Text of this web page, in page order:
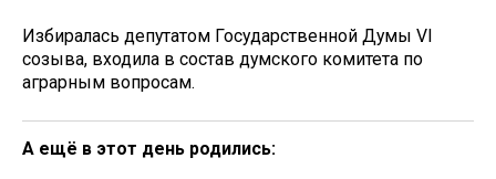
Избиралась депутатом Государственной Думы VI
созыва, входила в состав думского комитета по
аграрным вопросам.
А ещё в этот день родились: